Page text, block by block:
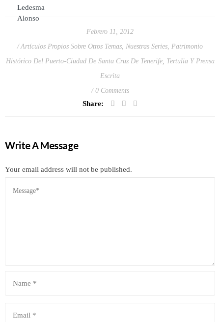
Febrero 11, 2012
Artículos Propios Sobre Otros Temas, Nuestras Series, Patrimonio
Histórico Del Puerto-Ciudad De Santa Cruz De Tenerife, Tertulia Y Prensa
Escrita
0 Comments
Share:
Write A Message
Your email address will not be published.